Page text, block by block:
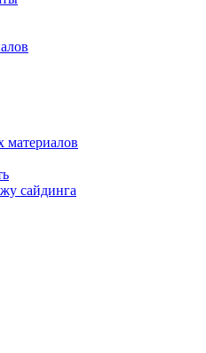
материалов
сайдинга